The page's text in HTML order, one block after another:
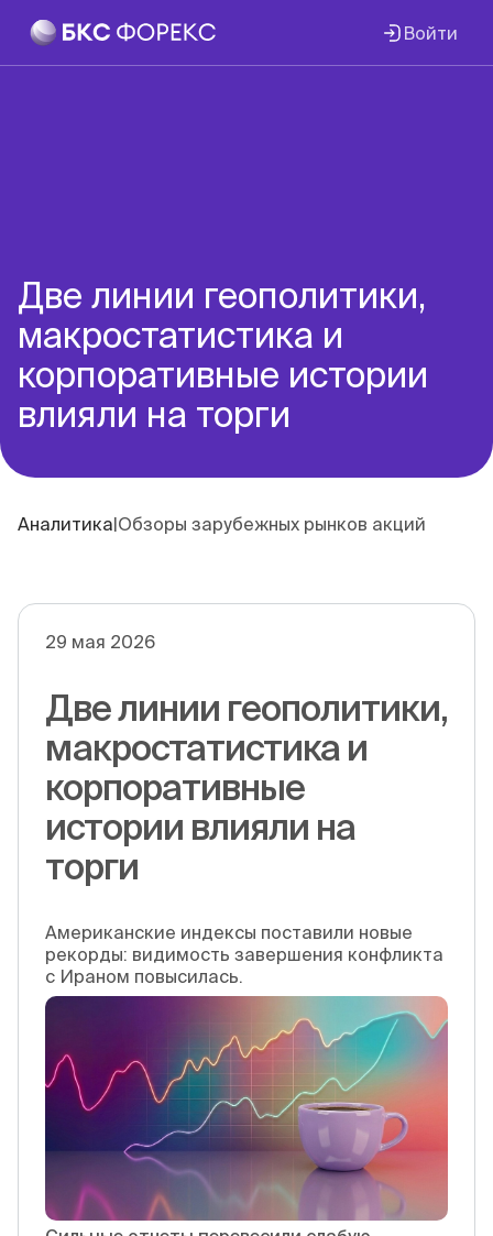
Войти
Две линии геополитики,
макростатистика и
корпоративные истории
влияли на торги
Аналитика|Обзоры зарубежных рынков акций
29 мая 2026
Две линии геополитики,
макростатистика и
корпоративные
истории влияли на
торги
Американские индексы поставили новые
рекорды: видимость завершения конфликта
с Ираном повысилась.